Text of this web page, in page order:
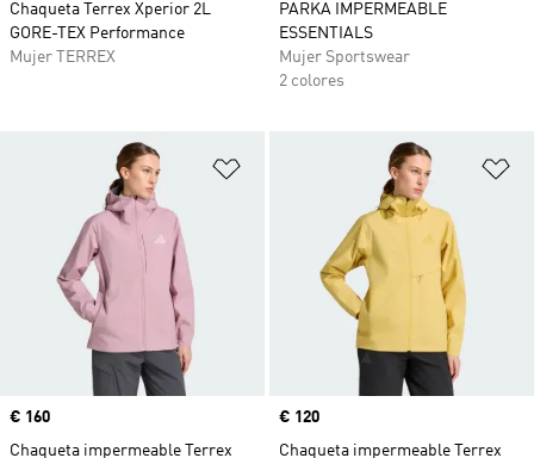
Chaqueta Terrex Xperior 2L
GORE-TEX Performance
Mujer TERREX
PARKA IMPERMEABLE
ESSENTIALS
Mujer Sportswear
2 colores
Añadir a la lista de deseos
Precio
€ 160
Chaqueta impermeable Terrex
Precio
€ 120
Chaqueta impermeable Terrex